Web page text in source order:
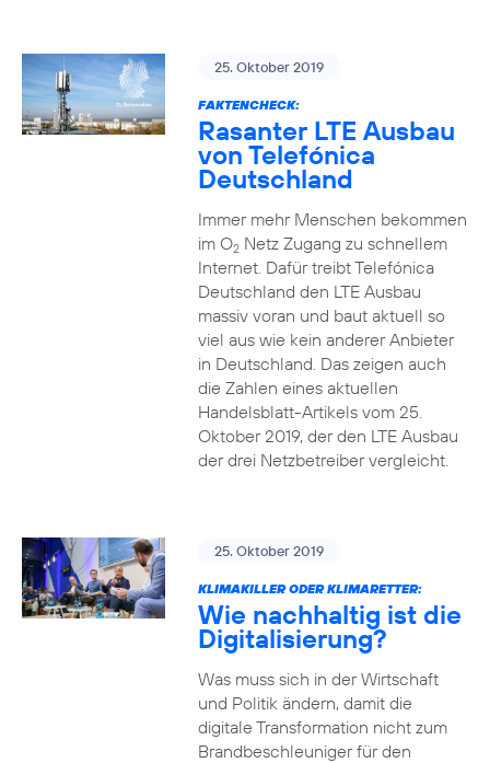
25. Oktober 2019
FAKTENCHECK:
Rasanter LTE Ausbau
von Telefónica
Deutschland
Immer mehr Menschen bekommen
im O2Netz Zugang zu schnellem
Internet. Dafür treibt Telefónica
Deutschland den LTE Ausbau
massiv voran und baut aktuell so
viel aus wie kein anderer Anbieter
in Deutschland. Das zeigen auch
die Zahlen eines aktuellen
Handelsblatt-Artikels vom 25.
Oktober 2019, der den LTE Ausbau
der drei Netzbetreiber vergleicht.
25. Oktober 2019
KLIMAKILLER ODER KLIMARETTER:
Wie nachhaltig ist die
Digitalisierung?
Was muss sich in der Wirtschaft
und Politik ändern, damit die
digitale Transformation nicht zum
Brandbeschleuniger für den